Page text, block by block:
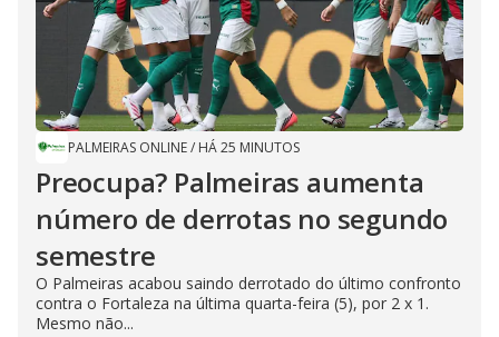
PALMEIRAS ONLINE/ HÁ 25 MINUTOS
Preocupa? Palmeiras aumenta
número de derrotas no segundo
semestre
O Palmeiras acabou saindo derrotado do último confronto
contra o Fortaleza na última quarta-feira (5), por 2 x 1.
Mesmo não...